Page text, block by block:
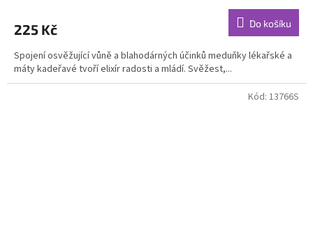
je
z
5
hvězdiček.
225 Kč Do košíku
Spojení osvěžující vůně a blahodárných účinků meduňky lékařské a
máty kadeřavé tvoří elixír radosti a mládí. Svěžest,...
Kód: 13766S